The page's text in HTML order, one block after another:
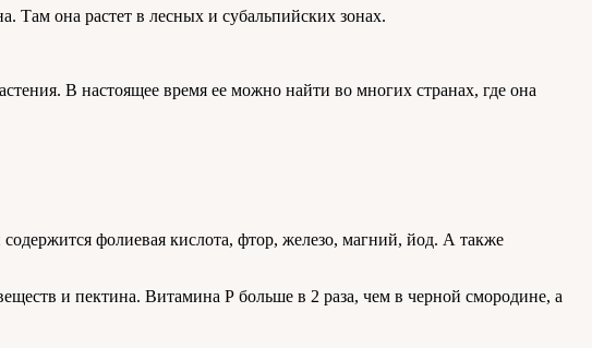
она растет в лесных и субальпийских зонах.
В настоящее время ее можно найти во многих странах, где она
фолиевая кислота, фтор, железо, магний, йод. А также
и пектина. Витамина Р больше в 2 раза, чем в черной смородине, а